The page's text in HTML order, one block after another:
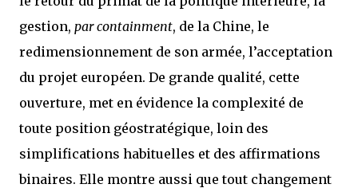
gestion, par containment, de la Chine, le
redimensionnement de son armée, l’acceptation
du projet européen. De grande qualité, cette
ouverture, met en évidence la complexité de
toute position géostratégique, loin des
simplifications habituelles et des affirmations
binaires. Elle montre aussi que tout changement